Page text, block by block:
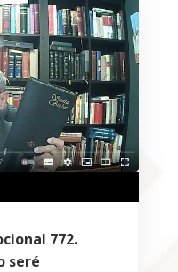
772.
seré